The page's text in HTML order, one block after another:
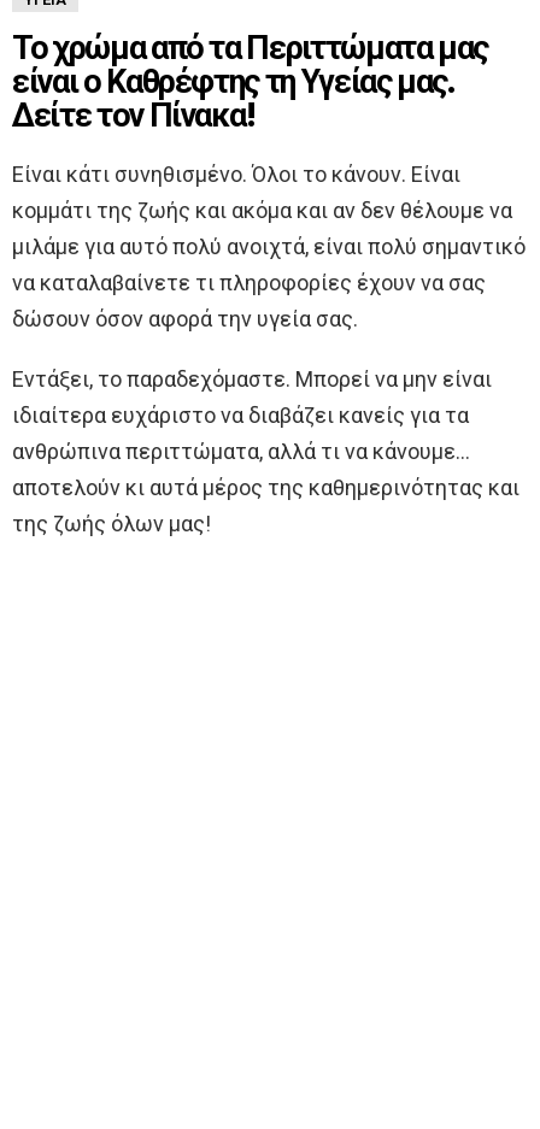
Το χρώμα από τα Περιττώματα μας
είναι ο Καθρέφτης τη Υγείας μας.
Δείτε τον Πίνακα!
Είναι κάτι συνηθισμένο. Όλοι το κάνουν. Είναι
κομμάτι της ζωής και ακόμα και αν δεν θέλουμε να
μιλάμε για αυτό πολύ ανοιχτά, είναι πολύ σημαντικό
να καταλαβαίνετε τι πληροφορίες έχουν να σας
δώσουν όσον αφορά την υγεία σας.
Εντάξει, το παραδεχόμαστε. Μπορεί να μην είναι
ιδιαίτερα ευχάριστο να διαβάζει κανείς για τα
ανθρώπινα περιττώματα, αλλά τι να κάνουμε…
αποτελούν κι αυτά μέρος της καθημερινότητας και
της ζωής όλων μας!